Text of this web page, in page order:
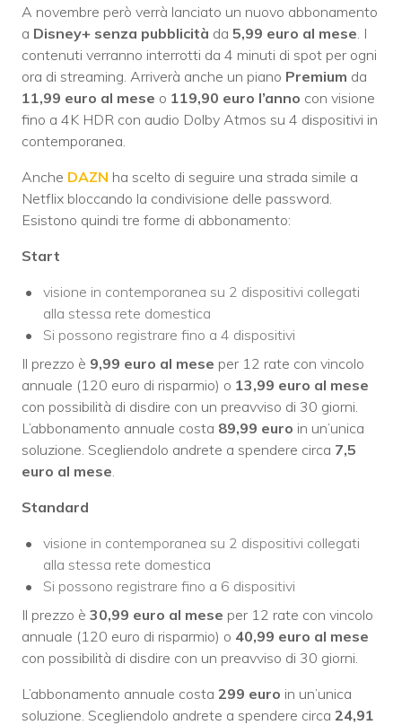
A novembre però verrà lanciato un nuovo abbonamento
a Disney+ senza pubblicità da 5,99 euro al mese . I
contenuti verranno interrotti da 4 minuti di spot per ogni
ora di streaming. Arriverà anche un piano Premium da
11,99 euro al mese o 119,90 euro l’anno con visione
fino a 4K HDR con audio Dolby Atmos su 4 dispositivi in
contemporanea.
Anche DAZN ha scelto di seguire una strada simile a
Netflix bloccando la condivisione delle password.
Esistono quindi tre forme di abbonamento:
Start
visione in contemporanea su 2 dispositivi collegati
alla stessa rete domestica
Si possono registrare fino a 4 dispositivi
Il prezzo è 9,99 euro al mese per 12 rate con vincolo
annuale (120 euro di risparmio) o 13,99 euro al mese
con possibilità di disdire con un preavviso di 30 giorni.
L’abbonamento annuale costa 89,99 euro in un’unica
soluzione. Scegliendolo andrete a spendere circa 7,5
euro al mese
Standard
visione in contemporanea su 2 dispositivi collegati
alla stessa rete domestica
Si possono registrare fino a 6 dispositivi
Il prezzo è 30,99 euro al mese per 12 rate con vincolo
annuale (120 euro di risparmio) o 40,99 euro al mese
con possibilità di disdire con un preavviso di 30 giorni.
L’abbonamento annuale costa 299 euro in un’unica
soluzione. Scegliendolo andrete a spendere circa 24,91